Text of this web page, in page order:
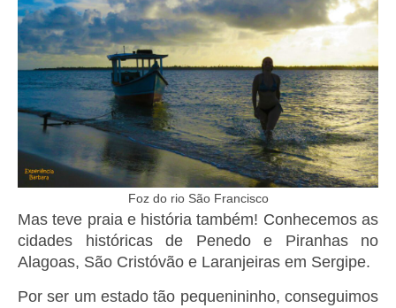
Foz do rio São Francisco
Mas teve praia e história também! Conhecemos as
cidades históricas de Penedo e Piranhas no
Alagoas, São Cristóvão e Laranjeiras em Sergipe.
Por ser um estado tão pequenininho, conseguimos